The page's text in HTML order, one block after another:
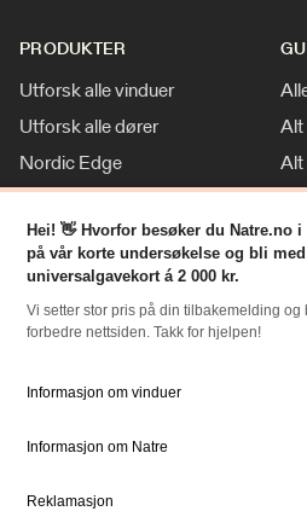
PRODUKTER
Utforsk alle vinduer
Utforsk alle dører
Nordic Edge
Klassisk stil
Tilpasninger
Alt
Alt
RESSURSER
Slik bestiller du
Priser
Dokumentsenter
Hei! 👋 Hvorfor besøker du Natre.no
på vår korte undersøkelse og bli
universalgavekort á 2 000 kr.
Vi setter stor pris på din tilbakemelding og
forbedre nettsiden. Takk for hjelpen!
Informasjon om vinduer
Informasjon om Natre
Reklamasjon